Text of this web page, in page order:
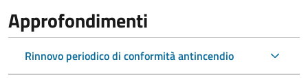
Approfondimenti
Rinnovo periodico di conformità antincendio